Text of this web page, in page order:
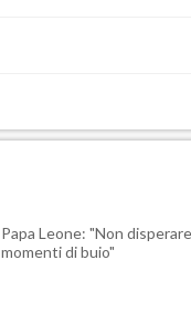
Papa Leone: "Non
momenti di buio"